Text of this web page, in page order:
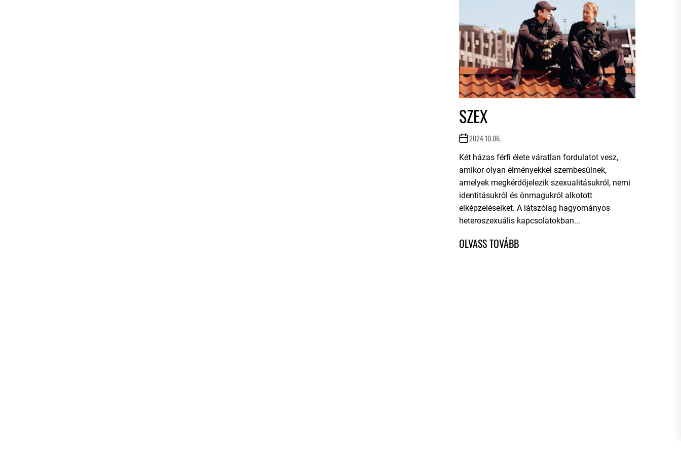
SZEX
2024.10.06.
Két házas férfi élete váratlan fordulatot vesz,
amikor olyan élményekkel szembesülnek,
amelyek megkérdőjelezik szexualitásukról, nemi
identitásukról és önmagukról alkotott
elképzeléseiket. A látszólag hagyományos
heteroszexuális kapcsolatokban...